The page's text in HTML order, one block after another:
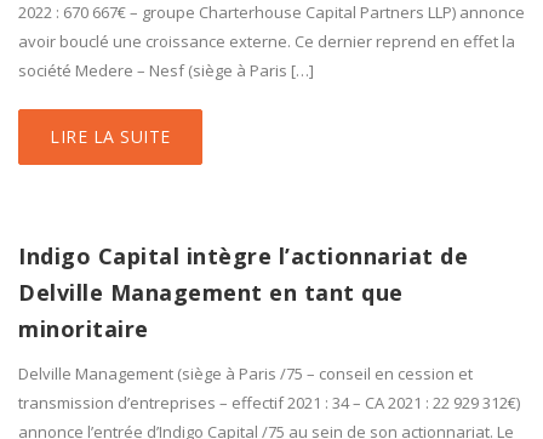
2022 : 670 667€ – groupe Charterhouse Capital Partners LLP) annonce
avoir bouclé une croissance externe. Ce dernier reprend en effet la
société Medere – Nesf (siège à Paris […]
LIRE LA SUITE
Indigo Capital intègre l’actionnariat de
Delville Management en tant que
minoritaire
Delville Management (siège à Paris /75 – conseil en cession et
transmission d’entreprises – effectif 2021 : 34 – CA 2021 : 22 929 312€)
annonce l’entrée d’Indigo Capital /75 au sein de son actionnariat. Le